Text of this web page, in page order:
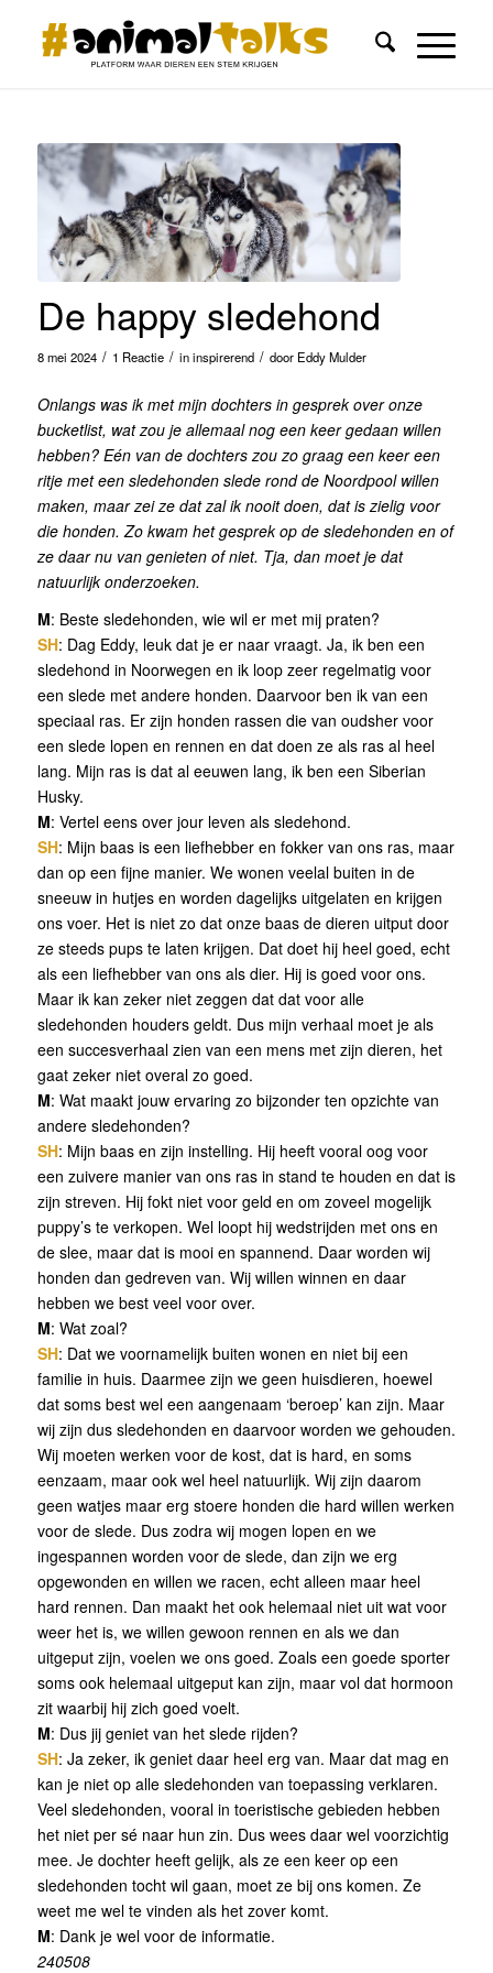
De happy sledehond
8 mei 2024 / 1 Reactie / ininspirerend / door Eddy Mulder
Onlangs was ik met mijn dochters in gesprek over onze
bucketlist, wat zou je allemaal nog een keer gedaan willen
hebben? Eén van de dochters zou zo graag een keer een
ritje met een sledehonden slede rond de Noordpool willen
maken, maar zei ze dat zal ik nooit doen, dat is zielig voor
die honden. Zo kwam het gesprek op de sledehonden en of
ze daar nu van genieten of niet. Tja, dan moet je dat
natuurlijk onderzoeken.
M: Beste sledehonden, wie wil er met mij praten?
SH: Dag Eddy, leuk dat je er naar vraagt. Ja, ik ben een
sledehond in Noorwegen en ik loop zeer regelmatig voor
een slede met andere honden. Daarvoor ben ik van een
speciaal ras. Er zijn honden rassen die van oudsher voor
een slede lopen en rennen en dat doen ze als ras al heel
lang. Mijn ras is dat al eeuwen lang, ik ben een Siberian
Husky.
M: Vertel eens over jour leven als sledehond.
SH: Mijn baas is een liefhebber en fokker van ons ras, maar
dan op een fijne manier. We wonen veelal buiten in de
sneeuw in hutjes en worden dagelijks uitgelaten en krijgen
ons voer. Het is niet zo dat onze baas de dieren uitput door
ze steeds pups te laten krijgen. Dat doet hij heel goed, echt
als een liefhebber van ons als dier. Hij is goed voor ons.
Maar ik kan zeker niet zeggen dat dat voor alle
sledehonden houders geldt. Dus mijn verhaal moet je als
een succesverhaal zien van een mens met zijn dieren, het
gaat zeker niet overal zo goed.
M: Wat maakt jouw ervaring zo bijzonder ten opzichte van
andere sledehonden?
SH: Mijn baas en zijn instelling. Hij heeft vooral oog voor
een zuivere manier van ons ras in stand te houden en dat is
zijn streven. Hij fokt niet voor geld en om zoveel mogelijk
puppy’s te verkopen. Wel loopt hij wedstrijden met ons en
de slee, maar dat is mooi en spannend. Daar worden wij
honden dan gedreven van. Wij willen winnen en daar
hebben we best veel voor over.
M: Wat zoal?
SH: Dat we voornamelijk buiten wonen en niet bij een
familie in huis. Daarmee zijn we geen huisdieren, hoewel
dat soms best wel een aangenaam ‘beroep’ kan zijn. Maar
wij zijn dus sledehonden en daarvoor worden we gehouden.
Wij moeten werken voor de kost, dat is hard, en soms
eenzaam, maar ook wel heel natuurlijk. Wij zijn daarom
geen watjes maar erg stoere honden die hard willen werken
voor de slede. Dus zodra wij mogen lopen en we
ingespannen worden voor de slede, dan zijn we erg
opgewonden en willen we racen, echt alleen maar heel
hard rennen. Dan maakt het ook helemaal niet uit wat voor
weer het is, we willen gewoon rennen en als we dan
uitgeput zijn, voelen we ons goed. Zoals een goede sporter
soms ook helemaal uitgeput kan zijn, maar vol dat hormoon
zit waarbij hij zich goed voelt.
M: Dus jij geniet van het slede rijden?
SH: Ja zeker, ik geniet daar heel erg van. Maar dat mag en
kan je niet op alle sledehonden van toepassing verklaren.
Veel sledehonden, vooral in toeristische gebieden hebben
het niet per sé naar hun zin. Dus wees daar wel voorzichtig
mee. Je dochter heeft gelijk, als ze een keer op een
sledehonden tocht wil gaan, moet ze bij ons komen. Ze
weet me wel te vinden als het zover komt.
M: Dank je wel voor de informatie.
240508